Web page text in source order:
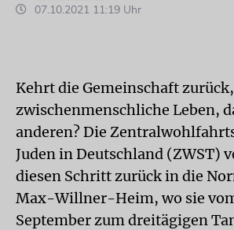
07.10.2021 11:19 Uhr
Kehrt die Gemeinschaft
zwischenmenschliche Leben,
anderen? Die
Juden in Deutschland (ZWST)
diesen Schritt zurück in die
Max-Willner-Heim, wo sie vom
September zum dreitägigen